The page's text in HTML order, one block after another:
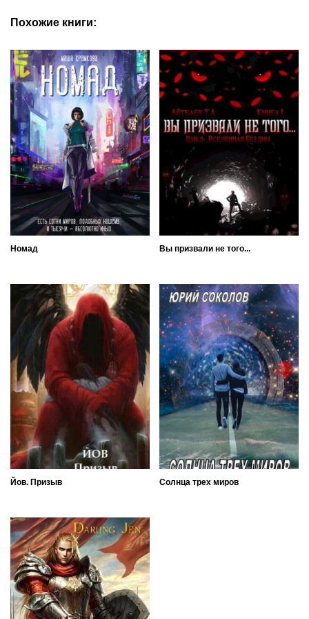
Похожие книги:
Номад Вы призвали не того...
Йов. Призыв Солнца трех миров